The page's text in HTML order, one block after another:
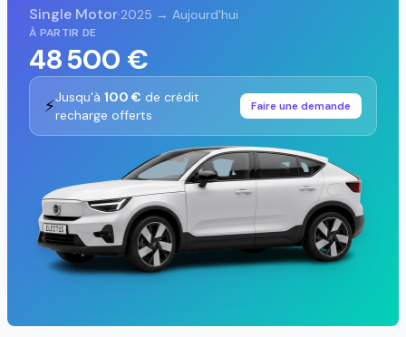
Single Motor·2025 → Aujourd'hui
À PARTIR DE
48 500 €
⚡Jusqu'à 100 € de crédit
recharge offerts
Faire une demande